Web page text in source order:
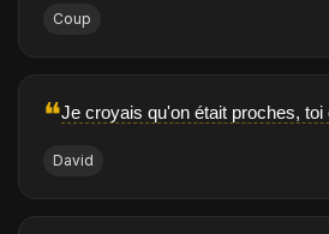
Coup
❝Je croyais qu'on était proches, toi
David